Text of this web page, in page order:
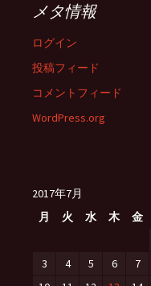
メタ情報
ログイン
投稿フィード
コメントフィード
WordPress.org
2017年7月
月
火 水 木 金
3
4 5 6 7